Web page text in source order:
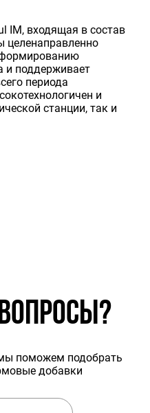
IM, входящая в состав
и поддерживает
периода
и
станции, так и
поможем подобрать
добавки